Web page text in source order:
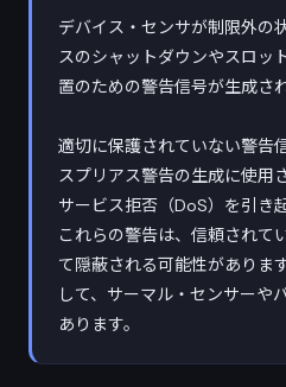
デバイス・センサが制限外の
スのシャットダウンやスロッ
置のための警告信号が生成さ
適切に保護されていない警告
スプリアス警告の生成に使用
サービス拒否（DoS）を引き
これらの警告は、信頼されて
て隠蔽される可能性がありま
して、サーマル・センサーや
あります。